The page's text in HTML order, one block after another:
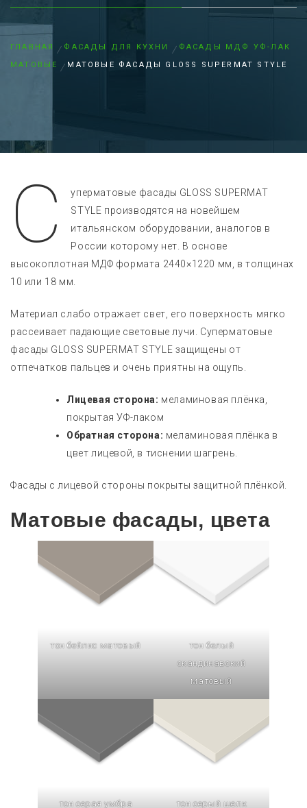
ГЛАВНАЯ ФАСАДЫ ДЛЯ КУХНИ
ФАСАДЫ МДФ УФ-ЛАК
МАТОВЫЕ
МАТОВЫЕ ФАСАДЫ GLOSS SUPERMAT STYLE
С
уперматовые фасады GLOSS SUPERMAT
STYLE производятся на новейшем
итальянском оборудовании, аналогов в
России которому нет. В основе
высокоплотная МДФ формата 2440×1220 мм, в толщинах
10 или 18 мм.
Материал слабо отражает свет, его поверхность мягко
рассеивает падающие световые лучи. Суперматовые
фасады GLOSS SUPERMAT STYLE защищены от
отпечатков пальцев и очень приятны на ощупь.
Лицевая сторона: меламиновая плёнка,
покрытая УФ-лаком
Обратная сторона: меламиновая плёнка в
цвет лицевой, в тиснении шагрень.
Фасады с лицевой стороны покрыты защитной плёнкой.
Матовые фасады, цвета
тон бейлис матовый
тон белый
скандинавский
матовый
тон серая умбра
тон серый шелк